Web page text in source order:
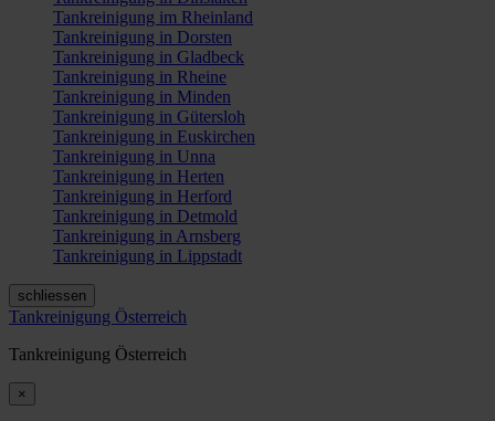
Tankreinigung im Rheinland
Tankreinigung in Dorsten
Tankreinigung in Gladbeck
Tankreinigung in Rheine
Tankreinigung in Minden
Tankreinigung in Gütersloh
Tankreinigung in Euskirchen
Tankreinigung in Unna
Tankreinigung in Herten
Tankreinigung in Herford
Tankreinigung in Detmold
Tankreinigung in Arnsberg
Tankreinigung in Lippstadt
schliessen
Tankreinigung Österreich
Tankreinigung Österreich
×